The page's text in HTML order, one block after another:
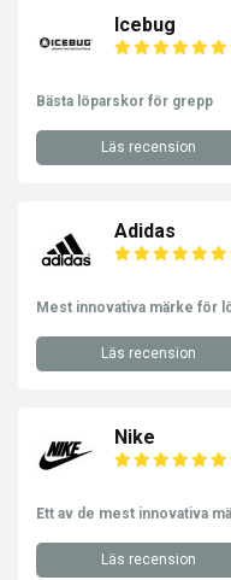
Icebug
Bästa löparskor för grepp
Läs recension
Adidas
Mest innovativa märke för
Läs recension
Nike
Ett av de mest innovativa
Läs recension